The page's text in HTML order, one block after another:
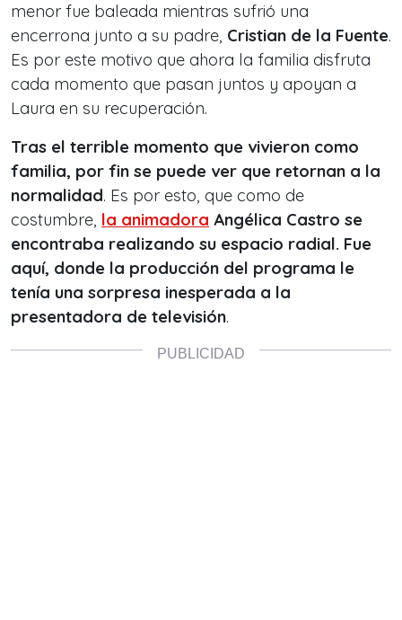
menor fue baleada mientras sufrió una
encerrona junto a su padre, Cristian de la Fuente.
Es por este motivo que ahora la familia disfruta
cada momento que pasan juntos y apoyan a
Laura en su recuperación.
Tras el terrible momento que vivieron como
familia, por fin se puede ver que retornan a la
normalidad. Es por esto, que como de
costumbre, la animadora Angélica Castro se
encontraba realizando su espacio radial. Fue
aquí, donde la producción del programa le
tenía una sorpresa inesperada a la
presentadora de televisión.